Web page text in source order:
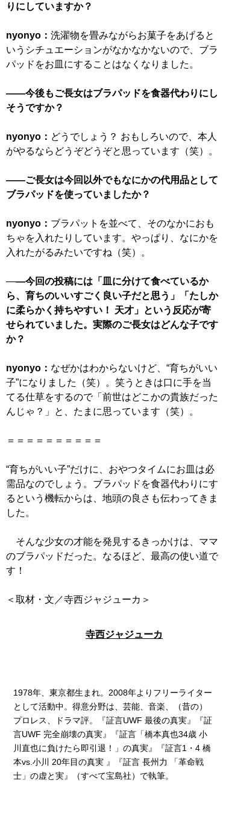
りにしていますか？
nyonyo： 洗濯物を畳みながらお菓子をあげると
いうシチュエーションがなかなかないので、ブラ
パッドをお皿にすることはなくなりました。
――今後もご長女はブラパッドを食器代わりにし
そうですか？
nyonyo： どうでしょう？ おもしろいので、本人
がやるならどうぞどうぞと思っています（笑）。
――ご長女は今回以外でもなにかの代用品として
ブラパッドを使っていましたか？
nyonyo： ブラパットを並べて、そのなかにおも
ちゃを入れたりしています。やっぱり、なにかを
入れたがるみたいですね（笑）。
――今回の投稿には「皿に分けて食べているか
ら、育ちのいいすごく良い子だと思う」「たしか
に柔らかく持ちやすい！ 天才」という反応が寄
せられていました。実際のご長女はどんな子です
か？
nyonyo： なぜかはわからないけど、“育ちがいい
子”になりました（笑）。笑うときは口に手を当
てる仕草をするので「前世はどこかの貴族だった
んじゃ？」と、たまに思っています（笑）。
＝＝＝＝＝＝＝＝＝＝
“育ちがいい子”だけに、おやつタイムにお皿は必
需品なのでしょう。ブラパッドを食器代わりにす
るという機転からは、地頭の良さも伝わってきま
した。
そんな少女の才能を発見するきっかけは、ママ
のブラパッドだった。なるほど、最高の使い道で
す！
＜取材・文／寺西ジャジューカ＞
寺西ジャジューカ
1978年、東京都生まれ。2008年よりフリーライター
として活動中。得意分野は、芸能、音楽、（昔の）
プロレス、ドラマ評。『証言UWF 最後の真実』『証
言UWF 完全崩壊の真実』『証言「橋本真也34歳 小
川直也に負けたら即引退！」の真実』『証言1・4 橋
本vs.小川 20年目の真実 』『証言 長州力 「革命戦
士」の虚と実』（すべて宝島社）で執筆。